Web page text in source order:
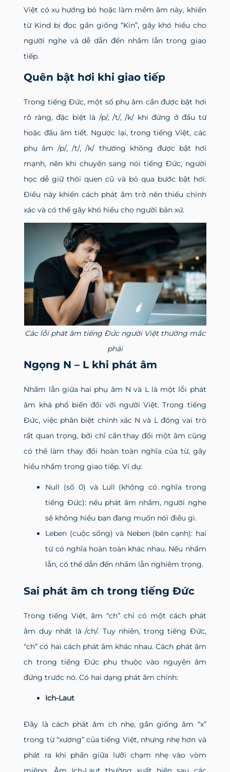
Việt có xu hướng bỏ hoặc làm mềm âm này, khiến
từ Kind bị đọc gần giống “Kin”, gây khó hiểu cho
người nghe và dễ dẫn đến nhầm lẫn trong giao
tiếp.
Quên bật hơi khi giao tiếp
Trong tiếng Đức, một số phụ âm cần được bật hơi
rõ ràng, đặc biệt là /p/, /t/, /k/ khi đứng ở đầu từ
hoặc đầu âm tiết. Ngược lại, trong tiếng Việt, các
phụ âm /p/, /t/, /k/ thường không được bật hơi
mạnh, nên khi chuyển sang nói tiếng Đức, người
học dễ giữ thói quen cũ và bỏ qua bước bật hơi.
Điều này khiến cách phát âm trở nên thiếu chính
xác và có thể gây khó hiểu cho người bản xứ.
Các lỗi phát âm tiếng Đức người Việt thường mắc
phải
Ngọng N – L khi phát âm
Nhầm lẫn giữa hai phụ âm N và L là một lỗi phát
âm khá phổ biến đối với người Việt. Trong tiếng
Đức, việc phân biệt chính xác N và L đóng vai trò
rất quan trọng, bởi chỉ cần thay đổi một âm cũng
có thể làm thay đổi hoàn toàn nghĩa của từ, gây
hiểu nhầm trong giao tiếp. Ví dụ:
Null (số 0) và Lull (không có nghĩa trong
tiếng Đức): nếu phát âm nhầm, người nghe
sẽ không hiểu bạn đang muốn nói điều gì.
Leben (cuộc sống) và Neben (bên cạnh): hai
từ có nghĩa hoàn toàn khác nhau. Nếu nhầm
lẫn, có thể dẫn đến nhầm lẫn nghiêm trọng.
Sai phát âm ch trong tiếng Đức
Trong tiếng Việt, âm “ch” chỉ có một cách phát
âm duy nhất là /ch/. Tuy nhiên, trong tiếng Đức,
“ch” có hai cách phát âm khác nhau. Cách phát âm
ch trong tiếng Đức phụ thuộc vào nguyên âm
đứng trước nó. Có hai dạng phát âm chính:
Ich-Laut
Đây là cách phát âm ch nhẹ, gần giống âm “x”
trong từ “xương” của tiếng Việt, nhưng nhẹ hơn và
phát ra khi phần giữa lưỡi chạm nhẹ vào vòm